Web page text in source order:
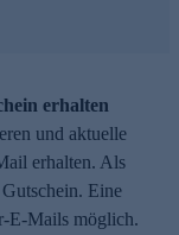
erhalten
und aktuelle
erhalten. Als
Eine
E-Mails möglich.